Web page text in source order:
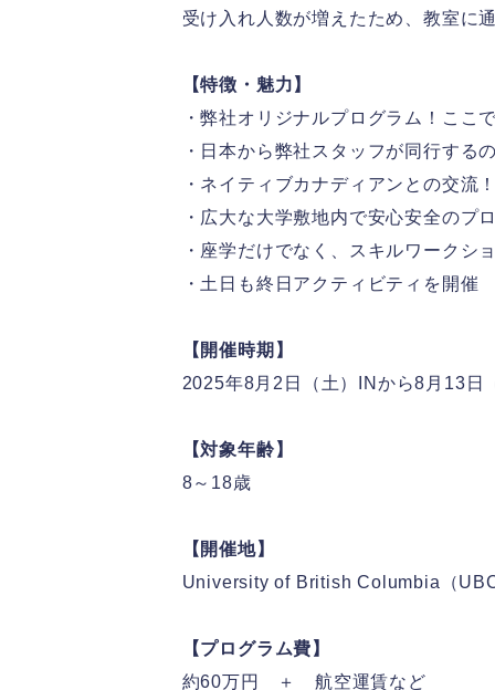
受け入れ人数が増えたため、教室に
【特徴・魅力】
・弊社オリジナルプログラム！ここ
・日本から弊社スタッフが同行する
・ネイティブカナディアンとの交流！
・広大な大学敷地内で安心安全のプ
・座学だけでなく、スキルワークシ
・ 土日も終日アクティビティを開催
【開催時期】
2025年8月2日（土）INから8月13日
【対象年齢】
8～18歳
【開催地】
University of British Columbia（UBC
【プログラム費】
約60万円 ＋ 航空運賃など